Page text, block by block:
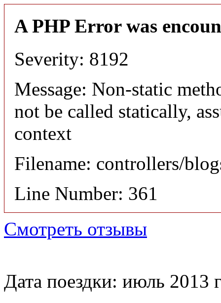
A PHP Error was
Severity: 8192
Message: Non-static
not be called statically,
context
Filename: controllers/
Line Number: 361
Смотреть отзывы
Дата поездки: июль 2013